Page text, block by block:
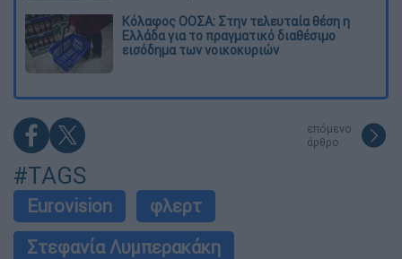
Κόλαφος ΟΟΣΑ: Στην τελευταία θέση η
Ελλάδα για το πραγματικό διαθέσιμο
εισόδημα των νοικοκυριών
επόμενο
άρθρο
#TAGS
Eurovision
φλερτ
Στεφανία Λυμπερακάκη